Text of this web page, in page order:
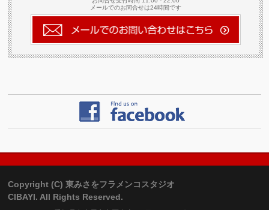
メールでのお問合せは24時間です
Copyright (C) 東みさをフラメンコスタジオ
CIBAYI. All Rights Reserved.